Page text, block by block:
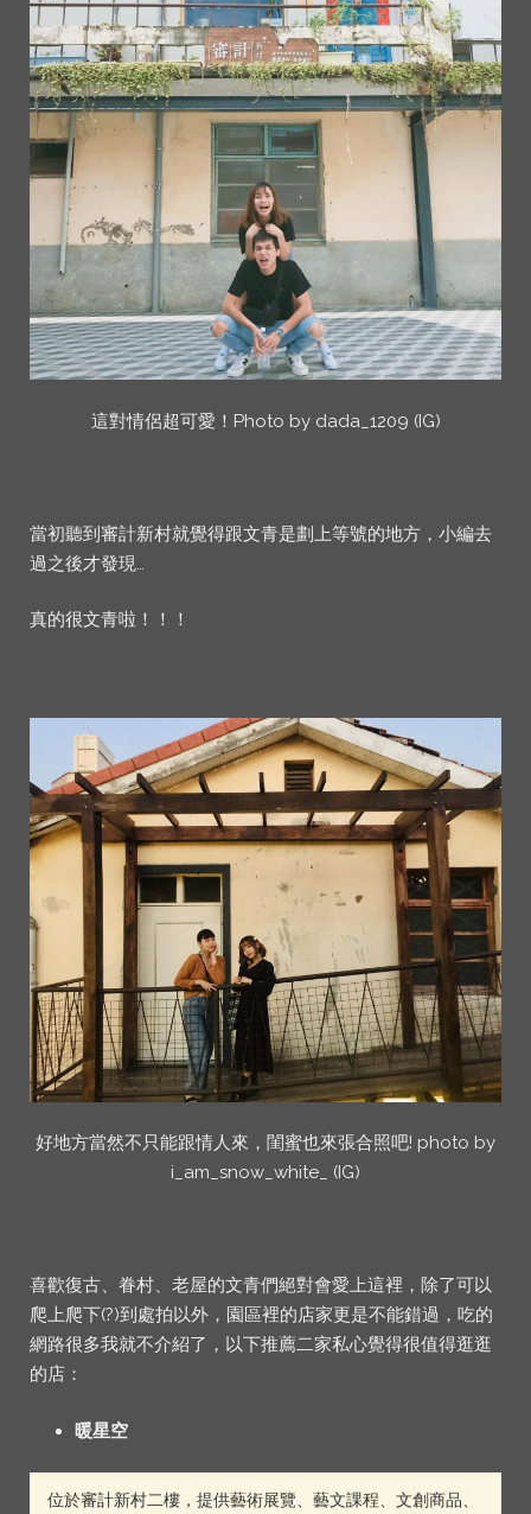
這對情侶超可愛！Photo by dada_1209 (IG)
當初聽到審計新村就覺得跟文青是劃上等號的地方，小編去
過之後才發現…
真的很文青啦！！！
好地方當然不只能跟情人來，閨蜜也來張合照吧! photo by
i_am_snow_white_ (IG)
喜歡復古、眷村、老屋的文青們絕對會愛上這裡，除了可以
爬上爬下(?)到處拍以外，園區裡的店家更是不能錯過，吃的
網路很多我就不介紹了，以下推薦二家私心覺得很值得逛逛
的店：
暖星空
位於審計新村二樓，提供藝術展覽、藝文課程、文創商品、